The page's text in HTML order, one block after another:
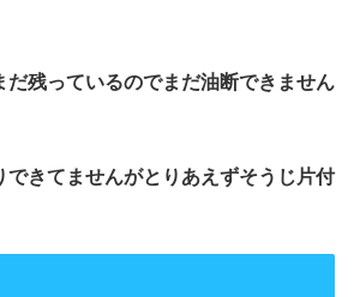
だ残っているのでまだ油断できません
できてませんがとりあえずそうじ片付